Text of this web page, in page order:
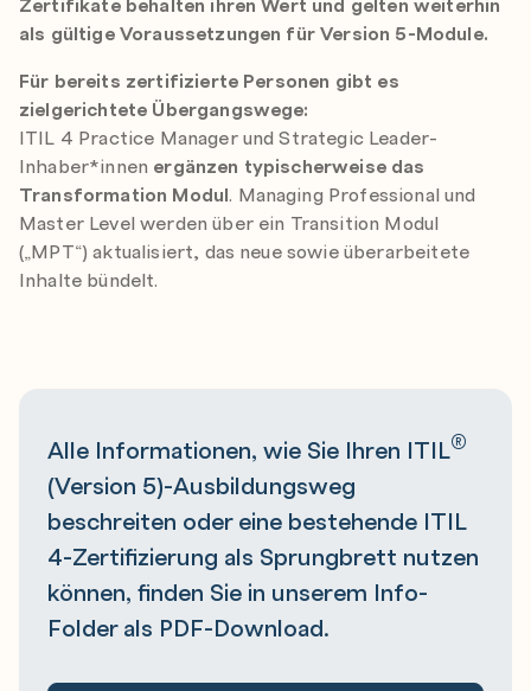
als gültige Voraussetzungen für Version 5-Module.
Für bereits zertifizierte Personen gibt es
zielgerichtete Übergangswege:
ITIL 4 Practice Manager und Strategic Leader-
Inhaber*innen ergänzen typischerweise das
Transformation Modul. Managing Professional und
Master Level werden über ein Transition Modul
(„MPT“) aktualisiert, das neue sowie überarbeitete
Inhalte bündelt.
PDF Download ITIL Ausbildungsweg
Alle Informationen, wie Sie Ihren ITIL®
(Version 5)-Ausbildungsweg
beschreiten oder eine bestehende ITIL
4-Zertifizierung als Sprungbrett nutzen
können, finden Sie in unserem Info-
Folder als PDF-Download.